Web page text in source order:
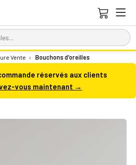
Vente › Bouchons d'oreilles
réservés aux clients
vous maintenant →